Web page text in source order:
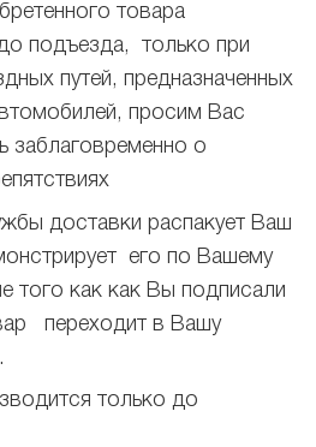
товара
подъезда, только при
путей, предназначенных
просим Вас
заблаговременно о
доставки распакует Ваш
его по Вашему
того как как Вы подписали
переходит в Вашу
только до